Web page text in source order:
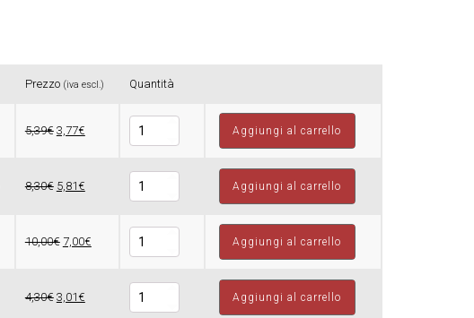
Prezzo (iva escl.) Quantità
5,39€ 3,77€
Borchie
quantità
Aggiungi al carrello
8,30€ 5,81€
Borchie
quantità
Aggiungi al carrello
10,00€ 7,00€
Borchie
quantità
Aggiungi al carrello
4,30€ 3,01€
Borchie
quantità
Aggiungi al carrello